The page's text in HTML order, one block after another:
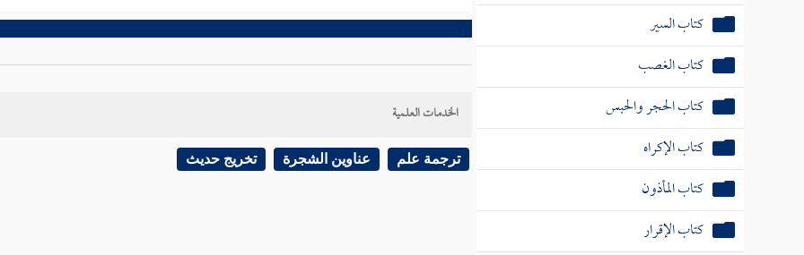
كتاب السير
كتاب الغصب
كتاب الحجر والحبس
كتاب الإكراه
كتاب المأذون
كتاب الإقرار
الخدمات العلمية
ترجمة علم عناوين الشجرة تخريج حديث